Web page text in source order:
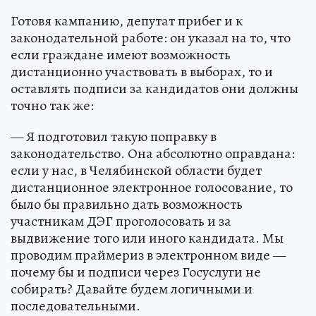
Готовя кампанию, депутат прибег и к
законодательной работе: он указал на то, что
если граждане имеют возможность
дистанционно участвовать в выборах, то и
оставлять подписи за кандидатов они должны
точно так же:
— Я подготовил такую поправку в
законодательство. Она абсолютно оправдана:
если у нас, в Челябинской области будет
дистанционное электронное голосование, то
было бы правильно дать возможность
участникам ДЭГ проголосовать и за
выдвижение того или иного кандидата. Мы
проводим праймериз в электронном виде —
почему бы и подписи через Госуслуги не
собирать? Давайте будем логичными и
последовательными.